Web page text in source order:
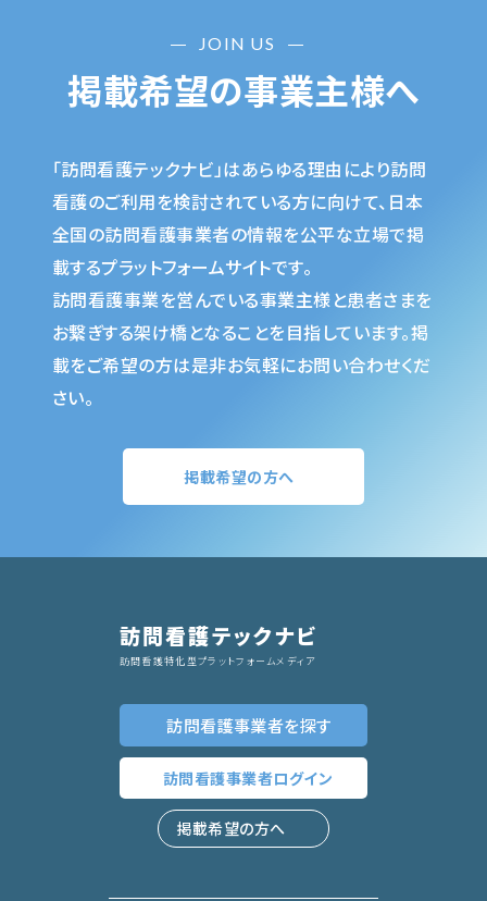
JOIN US
掲載希望の事業主様へ
「訪問看護テックナビ」はあらゆる理由により訪問
看護のご利用を検討されている方に向けて、日本
全国の訪問看護事業者の情報を公平な立場で掲
載するプラットフォームサイトです。
訪問看護事業を営んでいる事業主様と患者さまを
お繋ぎする架け橋となることを目指しています。掲
載をご希望の方は是非お気軽にお問い合わせくだ
さい。
掲載希望の方へ
訪問看護テックナビ
訪問看護特化型プラットフォームメディア
訪問看護事業者を探す
訪問看護事業者ログイン
掲載希望の方へ